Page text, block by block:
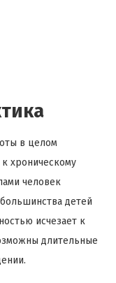
в целом
хроническому
человек
детей
исчезает к
длительные